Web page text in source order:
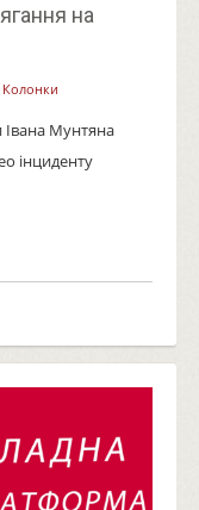
на
Колонки
Івана Мунтяна
інциденту